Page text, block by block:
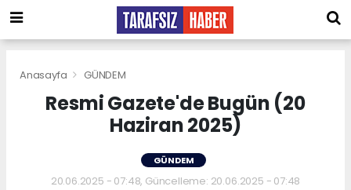
Anasayfa GÜNDEM
Resmi Gazete'de Bugün (20
Haziran 2025)
GÜNDEM
20.06.2025 - 07:48, Güncelleme: 20.06.2025 - 07:48